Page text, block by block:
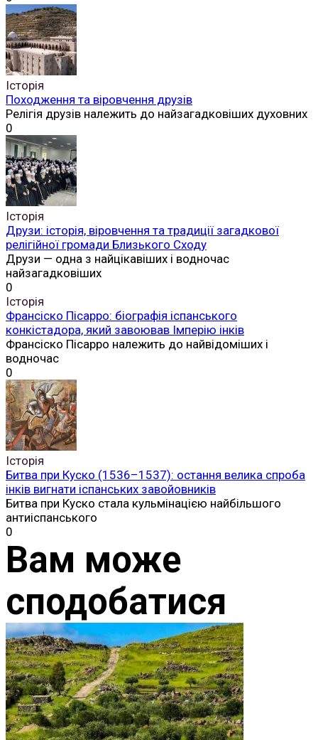
Історія
Походження та віровчення друзів
Релігія друзів належить до найзагадковіших духовних
0
Історія
Друзи: історія, віровчення та традиції загадкової
релігійної громади Близького Сходу
Друзи — одна з найцікавіших і водночас
найзагадковіших
0
Історія
Франсіско Пісарро: біографія іспанського
конкістадора, який завоював Імперію інків
Франсіско Пісарро належить до найвідоміших і
водночас
0
Історія
Битва при Куско (1536–1537): остання велика спроба
інків вигнати іспанських завойовників
Битва при Куско стала кульмінацією найбільшого
антиіспанського
0
Вам може
сподобатися